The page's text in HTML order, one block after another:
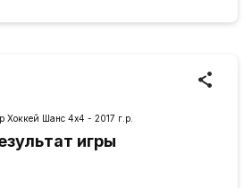
Хоккей Шанс 4х4 - 2017 г.р.
игры